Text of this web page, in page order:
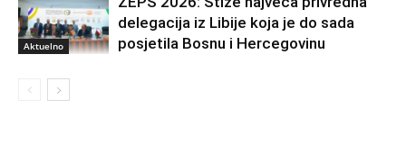
Aktuelno
delegacija iz Libije koja je do sada
posjetila Bosnu i Hercegovinu